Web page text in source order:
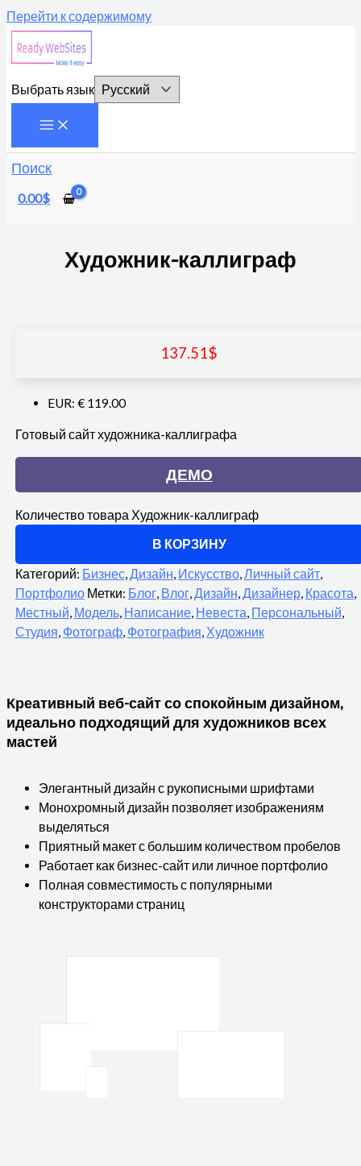
Перейти к содержимому
Выбрать язык
Поиск
0.00$
Художник-каллиграф
137.51$
EUR: € 119.00
Готовый сайт художника-каллиграфа
ДЕМО
Количество товара Художник-каллиграф
В КОРЗИНУ
Категорий: Бизнес,Дизайн, Искусство,Личный сайт,
Портфолио Метки: Блог, Влог,Дизайн,Дизайнер, Красота,
Местный, Модель, Написание, Невеста, Персональный,
Студия, Фотограф, Фотография, Художник
Креативный веб-сайт со спокойным дизайном,
идеально подходящий для художников всех
мастей
Элегантный дизайн с рукописными шрифтами
Монохромный дизайн позволяет изображениям
выделяться
Приятный макет с большим количеством пробелов
Работает как бизнес-сайт или личное портфолио
Полная совместимость с популярными
конструкторами страниц